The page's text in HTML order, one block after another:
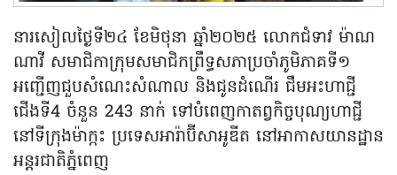
នារសៀលថ្ងៃទី២៤ ខែមិថុនា ឆ្នាំ២០២៥ លោកជំទាវ ម៉ាណ
ណាវី សមាជិកាក្រុមសមាជិកព្រឹទ្ធសភាប្រចាំភូមិភាគទី១
អញ្ជើញជួបសំណេះសំណាល និងជូនដំណើរ ជឹមអះហាជ្ជី
ជើងទី4 ចំនួន 243 នាក់ ទៅបំពេញកាតព្វកិច្ចបុណ្យហាជ្ជី
នៅទីក្រុងម៉ាក្កះ ប្រទេសអារ៉ាប៊ីសាអូឌីត នៅអាកាសយានដ្ឋាន
អន្តរជាតិភ្នំពេញ